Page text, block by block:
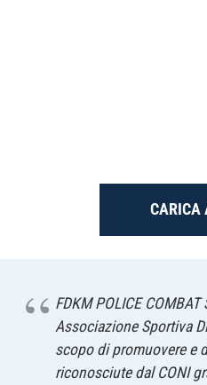
CARICA
FDKM POLICE COMBAT
Associazione Sportiva
scopo di promuovere e
riconosciute dal CONI